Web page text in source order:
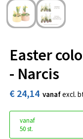
Easter
- Narcis
€ 24,14 vanafexcl.
vanaf
50 st.